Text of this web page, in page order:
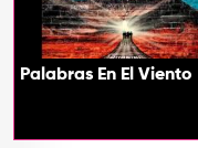
Palabras En El Viento